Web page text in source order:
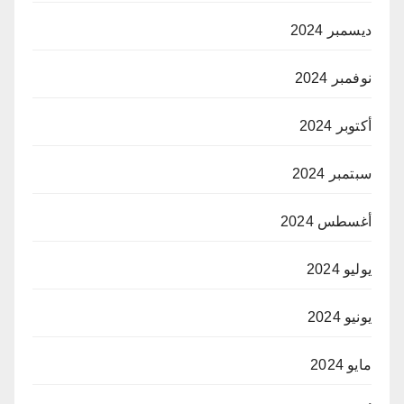
ديسمبر 2024
نوفمبر 2024
أكتوبر 2024
سبتمبر 2024
أغسطس 2024
يوليو 2024
يونيو 2024
مايو 2024